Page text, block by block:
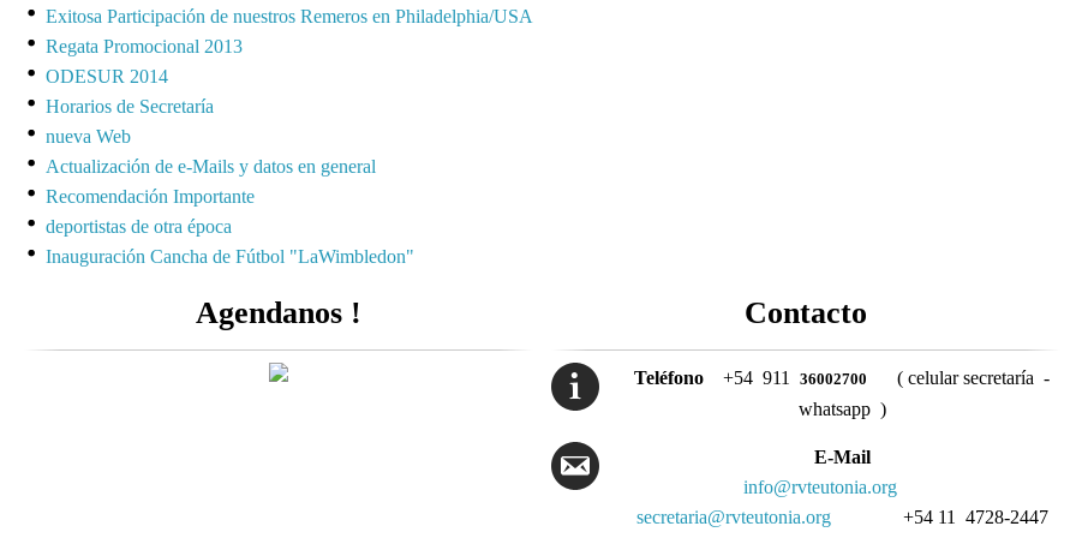
Exitosa Participación de nuestros Remeros en Philadelphia/USA
Regata Promocional 2013
ODESUR 2014
Horarios de Secretaría
nueva Web
Actualización de e-Mails y datos en general
Recomendación Importante
deportistas de otra época
Inauguración Cancha de Fútbol "LaWimbledon"
Agendanos ! Contacto
Teléfono+54 91136002700
( celular secretaría -
whatsapp )
E-Mail
info@rvteutonia.org
secretaria@rvteutonia.org
+54 11 4728-2447